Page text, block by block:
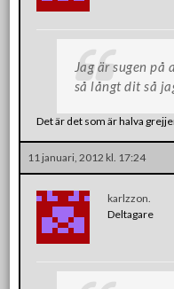
Jag är sugen
så långt dit så
Det är det som är halva
11 januari, 2012 kl. 17:24
karlzzon.
Deltagare